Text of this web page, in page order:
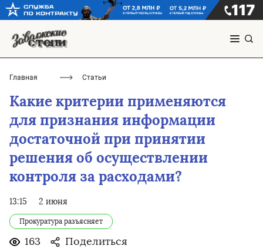
Главная Статьи
Какие критерии применяются
для признания информации
достаточной при принятии
решения об осуществлении
контроля за расходами?
13:15 2 июня
Прокуратура разъясняет
163 Поделиться